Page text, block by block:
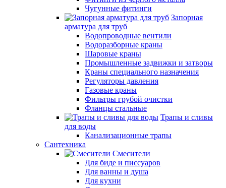
Чугунные фитинги
Запорная
арматура для труб
Водопроводные вентили
Водоразборные краны
Шаровые краны
Промышленные задвижки и затворы
Краны специального назначения
Регуляторы давления
Газовые краны
Фильтры грубой очистки
Фланцы стальные
Трапы и сливы
для воды
Канализационные трапы
Сантехника
Смесители
Для биде и писсуаров
Для ванны и душа
Для кухни